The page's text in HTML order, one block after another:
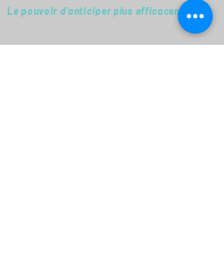
Le pouvoir d'anticiper plus efficacement;